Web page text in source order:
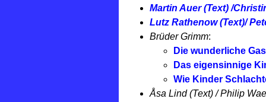
Martin Auer (Text) /
Lutz Rathenow (Text)/
Brüder Grimm:
Die wunderliche
Das eigensinnige
Wie Kinder
Åsa Lind (Text) / Philip